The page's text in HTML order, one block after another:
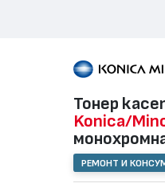
Тонер
Konica/
РЕМОНТ И